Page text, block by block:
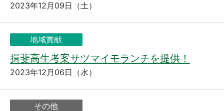
2023年12月09日（土）
地域貢献
揖斐高生考案サツマイモランチを提供！
2023年12月06日（水）
その他